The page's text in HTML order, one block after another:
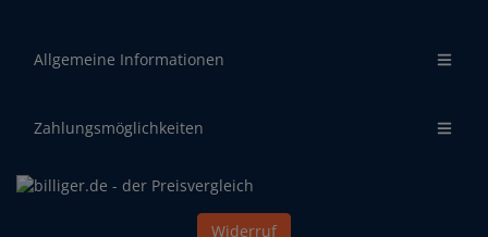
Allgemeine Informationen
Zahlungsmöglichkeiten
Widerruf